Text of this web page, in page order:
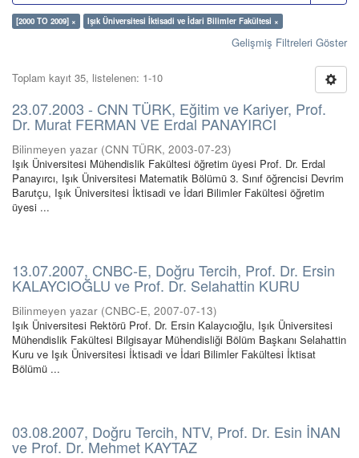
[2000 TO 2009] × Işık Üniversitesi İktisadi ve İdari Bilimler Fakültesi ×
Gelişmiş Filtreleri Göster
Toplam kayıt 35, listelenen: 1-10
23.07.2003 - CNN TÜRK, Eğitim ve Kariyer, Prof.
Dr. Murat FERMAN VE Erdal PANAYIRCI
Bilinmeyen yazar (CNN TÜRK, 2003-07-23)
Işık Üniversitesi Mühendislik Fakültesi öğretim üyesi Prof. Dr. Erdal
Panayırcı, Işık Üniversitesi Matematik Bölümü 3. Sınıf öğrencisi Devrim
Barutçu, Işık Üniversitesi İktisadi ve İdari Bilimler Fakültesi öğretim
üyesi ...
13.07.2007, CNBC-E, Doğru Tercih, Prof. Dr. Ersin
KALAYCIOĞLU ve Prof. Dr. Selahattin KURU
Bilinmeyen yazar (CNBC-E, 2007-07-13)
Işık Üniversitesi Rektörü Prof. Dr. Ersin Kalaycıoğlu, Işık Üniversitesi
Mühendislik Fakültesi Bilgisayar Mühendisliği Bölüm Başkanı Selahattin
Kuru ve Işık Üniversitesi İktisadi ve İdari Bilimler Fakültesi İktisat
Bölümü ...
03.08.2007, Doğru Tercih, NTV, Prof. Dr. Esin İNAN
ve Prof. Dr. Mehmet KAYTAZ